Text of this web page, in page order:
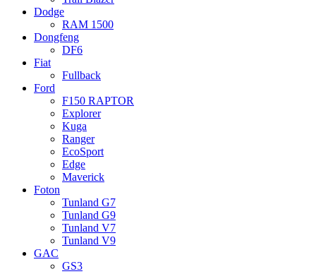
Dodge
RAM 1500
Dongfeng
DF6
Fiat
Fullback
Ford
F150 RAPTOR
Explorer
Kuga
Ranger
EcoSport
Edge
Maverick
Foton
Tunland G7
Tunland G9
Tunland V7
Tunland V9
GAC
GS3